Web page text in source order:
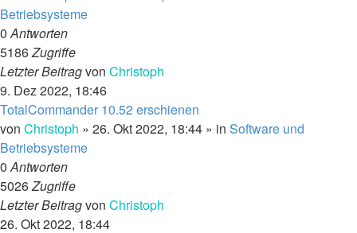
Betriebsysteme
0Antworten
5186Zugriffe
Letzter Beitragvon Christoph
9. Dez 2022, 18:46
TotalCommander 10.52 erschienen
von Christoph » 26. Okt 2022, 18:44 » in Software und
Betriebsysteme
0Antworten
5026Zugriffe
Letzter Beitragvon Christoph
26. Okt 2022, 18:44